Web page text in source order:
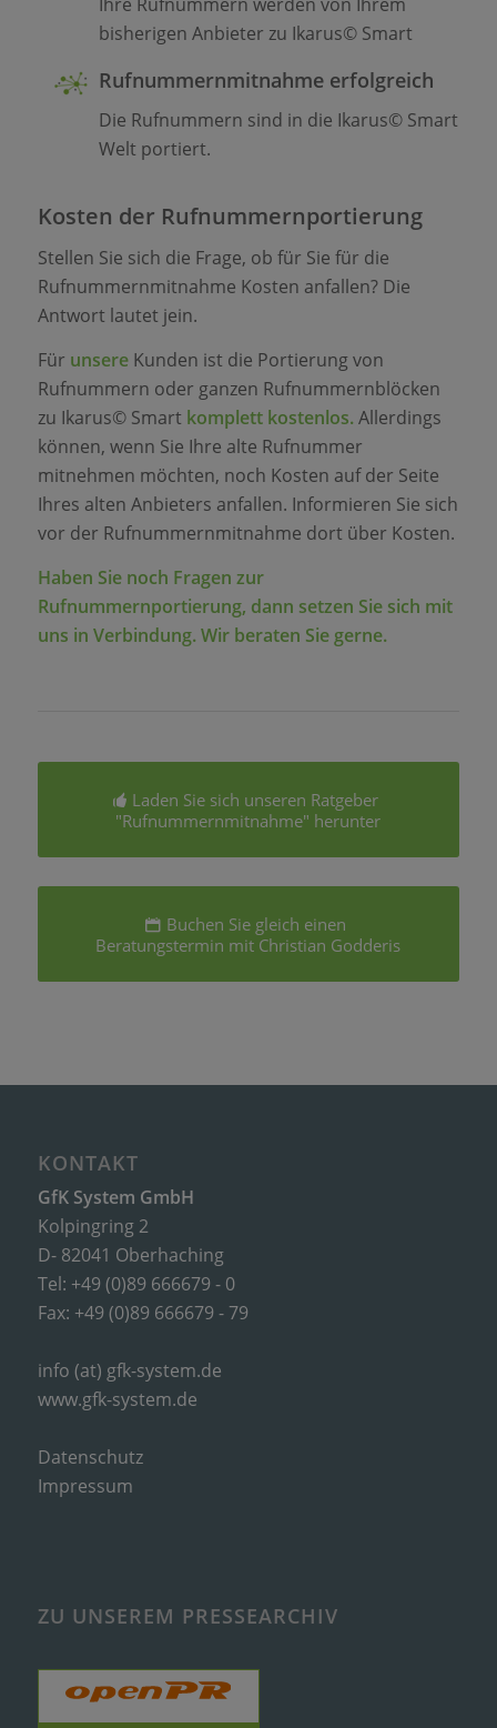
bisherigen Anbieter zu Ikarus© Smart
Rufnummernmitnahme erfolgreich
Die Rufnummern sind in die Ikarus© Smart
Welt portiert.
Kosten der Rufnummernportierung
Stellen Sie sich die Frage, ob für Sie für die
Rufnummernmitnahme Kosten anfallen? Die
Antwort lautet jein.
Für unsereKunden ist die Portierung von
Rufnummern oder ganzen Rufnummernblöcken
zu Ikarus© Smart komplett kostenlos.Allerdings
können, wenn Sie Ihre alte Rufnummer
mitnehmen möchten, noch Kosten auf der Seite
Ihres alten Anbieters anfallen. Informieren Sie sich
vor der Rufnummernmitnahme dort über Kosten.
Haben Sie noch Fragen zur
Rufnummernportierung, dann setzen Sie sich mit
uns in Verbindung. Wir beraten Sie gerne.
Laden Sie sich unseren Ratgeber
"Rufnummernmitnahme" herunter
Buchen Sie gleich einen
Beratungstermin mit Christian Godderis
KONTAKT
GfK System GmbH
Kolpingring 2
D- 82041 Oberhaching
Tel: +49 (0)89 666679 - 0
Fax: +49 (0)89 666679 - 79
info (at) gfk-system.de
www.gfk-system.de
Datenschutz
Impressum
ZU UNSEREM PRESSEARCHIV